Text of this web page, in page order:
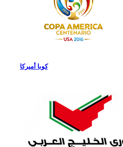
كوبا أميركا